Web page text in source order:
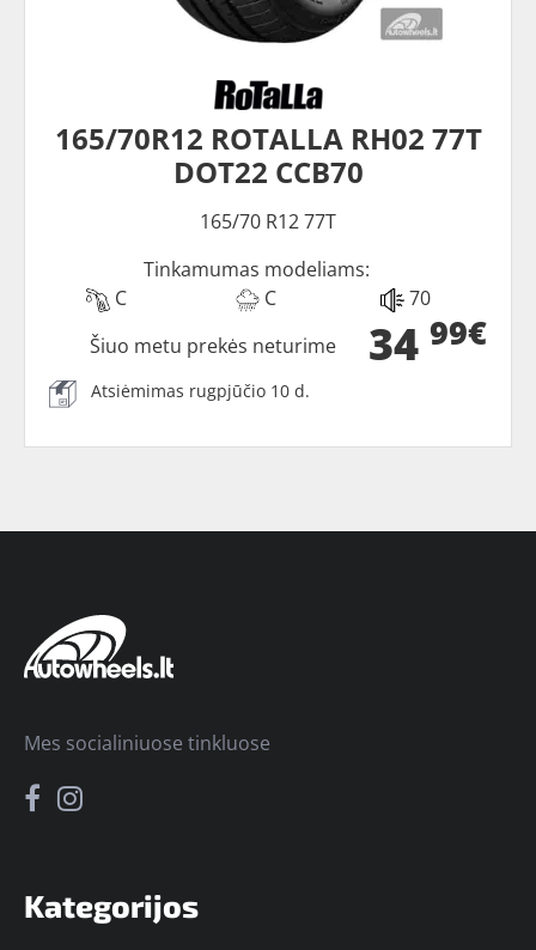
165/70R12 ROTALLA RH02 77T
DOT22 CCB70
165/70 R12 77T
Tinkamumas modeliams:
C
C 70
34 99€
Šiuo metu prekės neturime
Atsiėmimas rugpjūčio 10 d.
Kategorijos
Mes socialiniuose tinkluose